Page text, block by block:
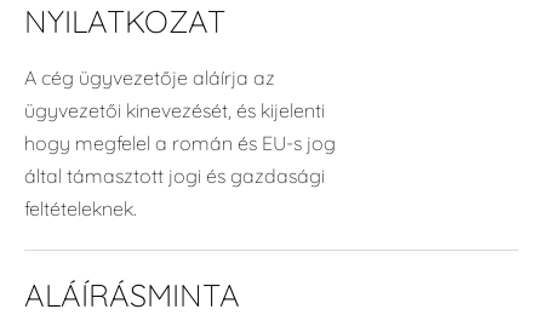
NYILATKOZAT
A cég ügyvezetője aláírja az
ügyvezetői kinevezését, és kijelenti
hogy megfelel a román és EU-s jog
által támasztott jogi és gazdasági
feltételeknek.
ALÁÍRÁSMINTA